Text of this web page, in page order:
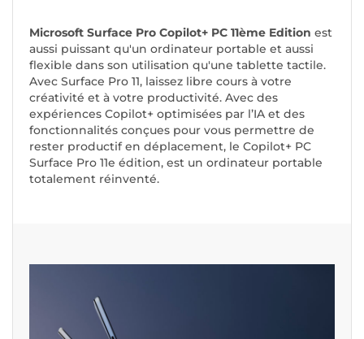
Microsoft Surface Pro Copilot+ PC 11ème Edition est
aussi puissant qu'un ordinateur portable et aussi
flexible dans son utilisation qu'une tablette tactile.
Avec Surface Pro 11, laissez libre cours à votre
créativité et à votre productivité. Avec des
expériences Copilot+ optimisées par l’IA et des
fonctionnalités conçues pour vous permettre de
rester productif en déplacement, le Copilot+ PC
Surface Pro 11e édition, est un ordinateur portable
totalement réinventé.